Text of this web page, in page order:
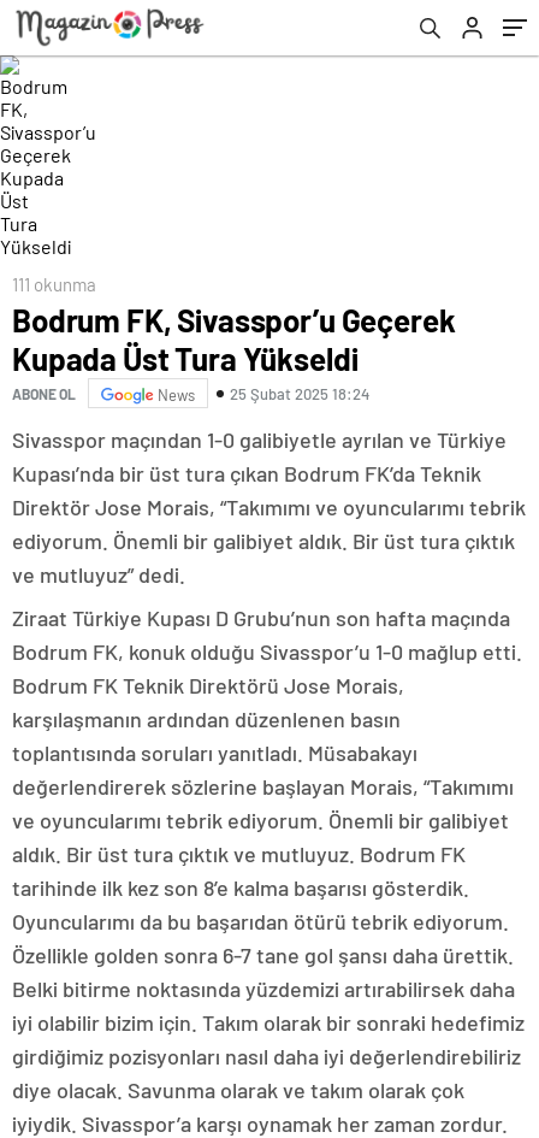
111 okunma
Bodrum FK, Sivasspor’u Geçerek
Kupada Üst Tura Yükseldi
ABONE OL News 25 Şubat 2025 18:24
Sivasspor maçından 1-0 galibiyetle ayrılan ve Türkiye
Kupası’nda bir üst tura çıkan Bodrum FK’da Teknik
Direktör Jose Morais, “Takımımı ve oyuncularımı tebrik
ediyorum. Önemli bir galibiyet aldık. Bir üst tura çıktık
ve mutluyuz” dedi.
Ziraat Türkiye Kupası D Grubu’nun son hafta maçında
Bodrum FK, konuk olduğu Sivasspor’u 1-0 mağlup etti.
Bodrum FK Teknik Direktörü Jose Morais,
karşılaşmanın ardından düzenlenen basın
toplantısında soruları yanıtladı. Müsabakayı
değerlendirerek sözlerine başlayan Morais, “Takımımı
ve oyuncularımı tebrik ediyorum. Önemli bir galibiyet
aldık. Bir üst tura çıktık ve mutluyuz. Bodrum FK
tarihinde ilk kez son 8’e kalma başarısı gösterdik.
Oyuncularımı da bu başarıdan ötürü tebrik ediyorum.
Özellikle golden sonra 6-7 tane gol şansı daha ürettik.
Belki bitirme noktasında yüzdemizi artırabilirsek daha
iyi olabilir bizim için. Takım olarak bir sonraki hedefimiz
girdiğimiz pozisyonları nasıl daha iyi değerlendirebiliriz
diye olacak. Savunma olarak ve takım olarak çok
iyiydik. Sivasspor’a karşı oynamak her zaman zordur.